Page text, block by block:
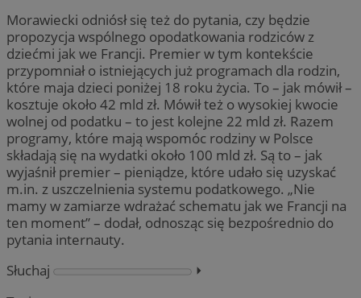
Morawiecki odniósł się też do pytania, czy będzie
propozycja wspólnego opodatkowania rodziców z
dziećmi jak we Francji. Premier w tym kontekście
przypomniał o istniejących już programach dla rodzin,
które maja dzieci poniżej 18 roku życia. To – jak mówił –
kosztuje około 42 mld zł. Mówił też o wysokiej kwocie
wolnej od podatku – to jest kolejne 22 mld zł. Razem
programy, które mają wspomóc rodziny w Polsce
składają się na wydatki około 100 mld zł. Są to – jak
wyjaśnił premier – pieniądze, które udało się uzyskać
m.in. z uszczelnienia systemu podatkowego. „Nie
mamy w zamiarze wdrażać schematu jak we Francji na
ten moment” – dodał, odnosząc się bezpośrednio do
pytania internauty.
Słuchaj
⏵︎